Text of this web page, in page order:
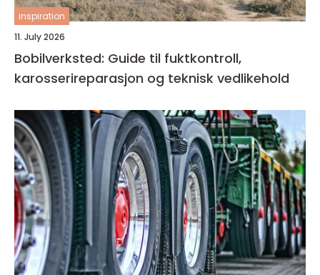
inspiration
11. July 2026
Bobilverksted: Guide til fuktkontroll,
karosserireparasjon og teknisk vedlikehold